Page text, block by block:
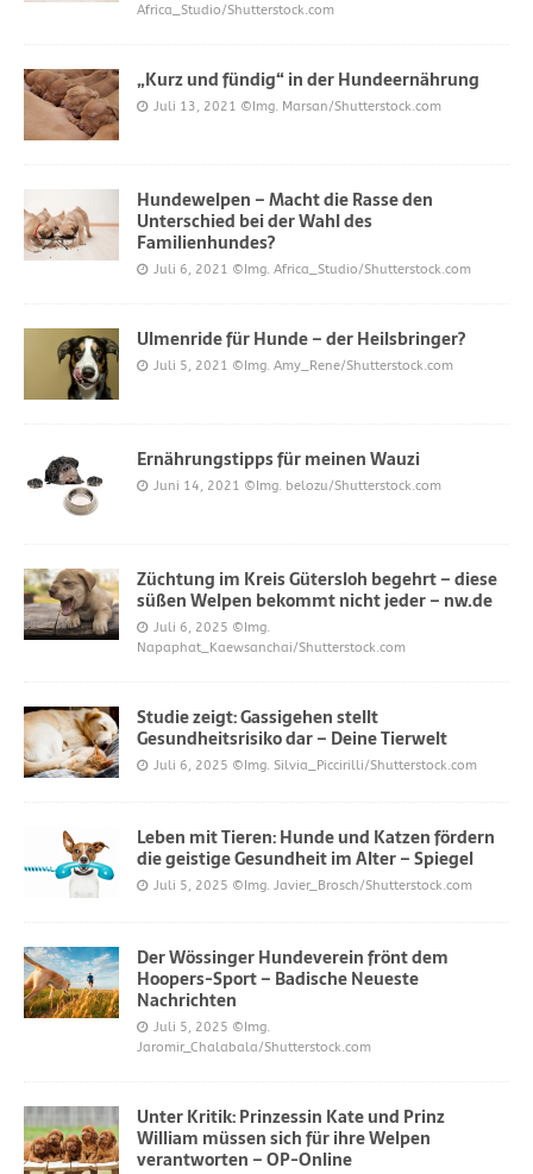
Africa_Studio/Shutterstock.com
„Kurz und fündig“ in der Hundeernährung
Juli 13, 2021 ©Img. Marsan/Shutterstock.com
Hundewelpen – Macht die Rasse den
Unterschied bei der Wahl des
Familienhundes?
Juli 6, 2021 ©Img. Africa_Studio/Shutterstock.com
Ulmenride für Hunde – der Heilsbringer?
Juli 5, 2021 ©Img. Amy_Rene/Shutterstock.com
Ernährungstipps für meinen Wauzi
Juni 14, 2021 ©Img. belozu/Shutterstock.com
Züchtung im Kreis Gütersloh begehrt – diese
süßen Welpen bekommt nicht jeder – nw.de
Juli 6, 2025 ©Img.
Napaphat_Kaewsanchai/Shutterstock.com
Studie zeigt: Gassigehen stellt
Gesundheitsrisiko dar – Deine Tierwelt
Juli 6, 2025 ©Img. Silvia_Piccirilli/Shutterstock.com
Leben mit Tieren: Hunde und Katzen fördern
die geistige Gesundheit im Alter – Spiegel
Juli 5, 2025 ©Img. Javier_Brosch/Shutterstock.com
Der Wössinger Hundeverein frönt dem
Hoopers-Sport – Badische Neueste
Nachrichten
Juli 5, 2025 ©Img.
Jaromir_Chalabala/Shutterstock.com
Unter Kritik: Prinzessin Kate und Prinz
William müssen sich für ihre Welpen
verantworten – OP-Online